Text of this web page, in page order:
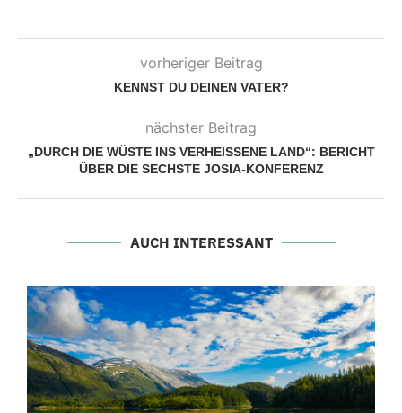
vorheriger Beitrag
KENNST DU DEINEN VATER?
nächster Beitrag
„DURCH DIE WÜSTE INS VERHEISSENE LAND“: BERICHT Ü
BER DIE SECHSTE JOSIA-KONFERENZ
AUCH INTERESSANT